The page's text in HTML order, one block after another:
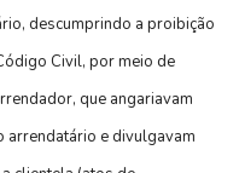
descumprindo a proibição
Civil, por meio de
que angariavam
arrendatário e divulgavam